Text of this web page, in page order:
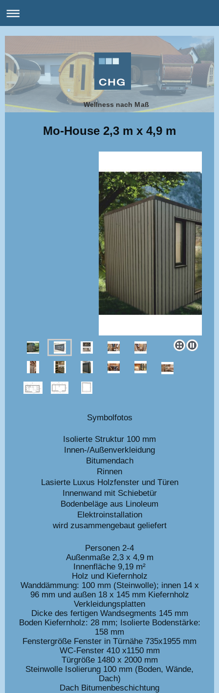
Wellness nach Maß
Mo-House 2,3 m x 4,9 m
Symbolfotos
Isolierte Struktur 100 mm
Innen-/Außenverkleidung
Bitumendach
Rinnen
Lasierte Luxus Holzfenster und Türen
Innenwand mit Schiebetür
Bodenbeläge aus Linoleum
Elektroinstallation
wird zusammengebaut geliefert
Personen 2-4
Außenmaße 2,3 x 4,9 m
Innenfläche 9,19 m²
Holz und Kiefernholz
Wanddämmung: 100 mm (Steinwolle); innen 14 x
96 mm und außen 18 x 145 mm Kiefernholz
Verkleidungsplatten
Dicke des fertigen Wandsegments 145 mm
Boden Kiefernholz: 28 mm; Isolierte Bodenstärke:
158 mm
Fenstergröße Fenster in Türnähe 735x1955 mm
WC-Fenster 410 x1150 mm
Türgröße 1480 x 2000 mm
Steinwolle Isolierung 100 mm (Boden, Wände,
Dach)
Dach Bitumenbeschichtung